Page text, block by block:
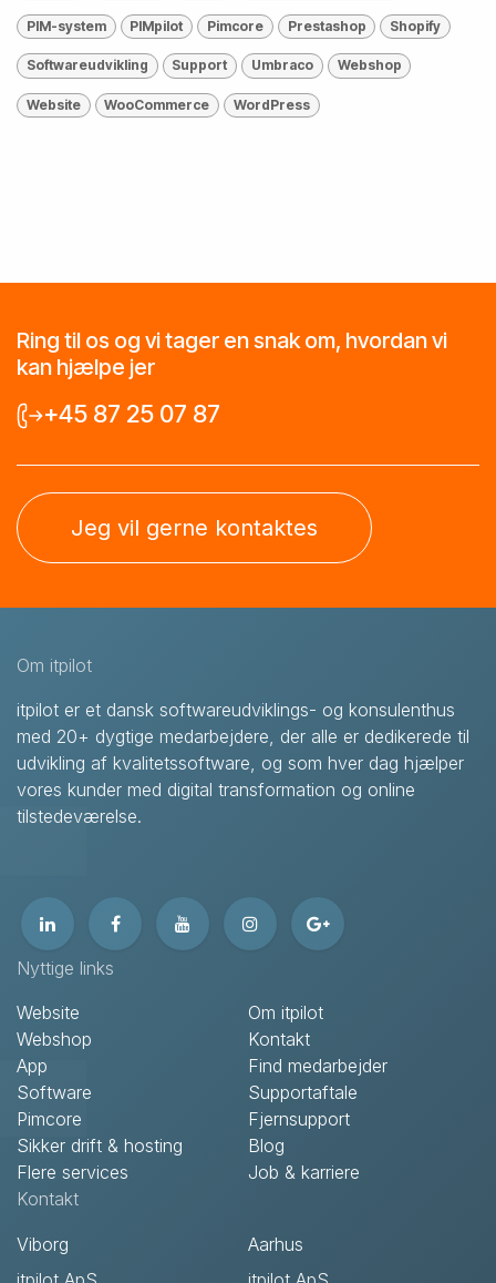
PIM-system PIMpilot Pimcore Prestashop Shopify
Softwareudvikling Support Umbraco Webshop
Website WooCommerce WordPress
Ring til os og vi tager en snak om, hvordan vi
kan hjælpe jer
+45 87 25 07 87
Jeg vil gerne kontaktes
Om itpilot
itpilot er et dansk softwareudviklings- og konsulenthus
med 20+ dygtige medarbejdere, der alle er dedikerede til
udvikling af kvalitetssoftware, og som hver dag hjælper
vores kunder med digital transformation og online
tilstedeværelse.
Nyttige links
Website
Webshop
App
Software
Pimcore
Sikker drift & hosting
Flere services
Om itpilot
Kontakt
Find medarbejder
Supportaftale
Fjernsupport
Blog
Job & karriere
Kontakt
Viborg
Aarhus